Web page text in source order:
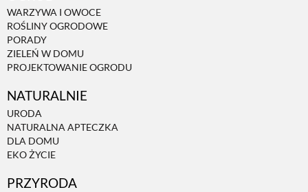
WARZYWA I OWOCE
ROŚLINY OGRODOWE
PORADY
ZIELEŃ W DOMU
PROJEKTOWANIE OGRODU
NATURALNIE
URODA
NATURALNA APTECZKA
DLA DOMU
EKO ŻYCIE
PRZYRODA